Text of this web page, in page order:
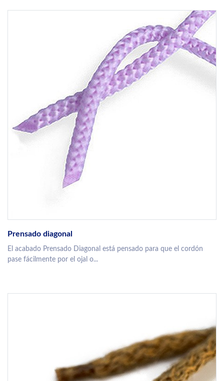
Prensado diagonal
El acabado Prensado Diagonal está pensado para que el cordón
pase fácilmente por el ojal o...